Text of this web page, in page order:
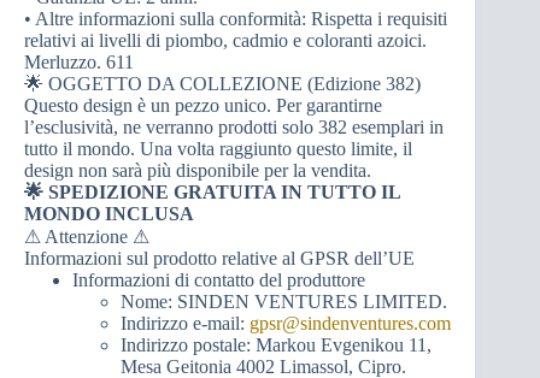
• Altre informazioni sulla conformità: Rispetta i requisiti
relativi ai livelli di piombo, cadmio e coloranti azoici.
Merluzzo. 611
🌟 OGGETTO DA COLLEZIONE (Edizione 382)
Questo design è un pezzo unico. Per garantirne
l’esclusività, ne verranno prodotti solo 382 esemplari in
tutto il mondo. Una volta raggiunto questo limite, il
design non sarà più disponibile per la vendita.
🌟 SPEDIZIONE GRATUITA IN TUTTO IL
MONDO INCLUSA
⚠ Attenzione ⚠
Informazioni sul prodotto relative al GPSR dell’UE
Informazioni di contatto del produttore
Nome: SINDEN VENTURES LIMITED.
Indirizzo e-mail: gpsr@sindenventures.com
Indirizzo postale: Markou Evgenikou 11,
Mesa Geitonia 4002 Limassol, Cipro.